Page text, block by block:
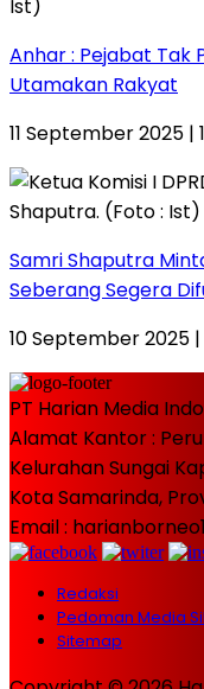
Anhar : Pejabat Tak
Utamakan Rakyat
11 September 2025 |
Samri Shaputra
Seberang Segera
10 September 2025 |
PT Harian Media
Alamat Kantor :
Kelurahan Sungai
Kota Samarinda,
Email :
Redaksi
Pedoman Media
Sitemap